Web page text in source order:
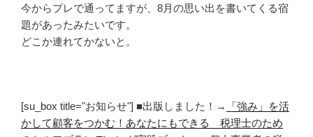
今からプレで通ってますが、8月の思い出を書いてくる宿
題があったみたいです。
どこか連れてかないと。
[su_box title="お知らせ"] ■出版しました！→
「強み」を活
かして顧客をつかむ！あなたにもできる 税理士のため